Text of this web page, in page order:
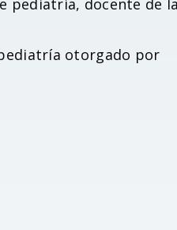
pediatría, docente de la
otorgado por